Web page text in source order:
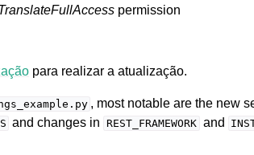
permission
para realizar a atualização.
, most notable are the new
and changes in REST_FRAMEWORK and